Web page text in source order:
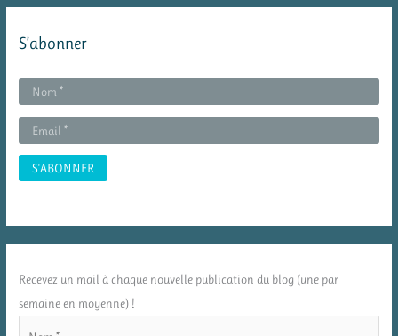
S’abonner
Recevez un mail à chaque nouvelle publication du blog (une par
semaine en moyenne) !